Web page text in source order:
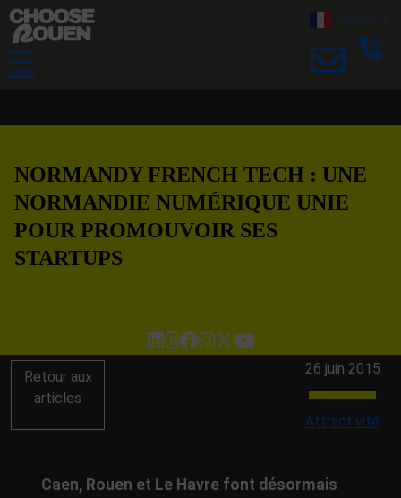
☰
French
NORMANDY FRENCH TECH : UNE
NORMANDIE NUMÉRIQUE UNIE
POUR PROMOUVOIR SES
STARTUPS
Retour aux
articles
26 juin 2015
Attractivité
Caen, Rouen et Le Havre font désormais